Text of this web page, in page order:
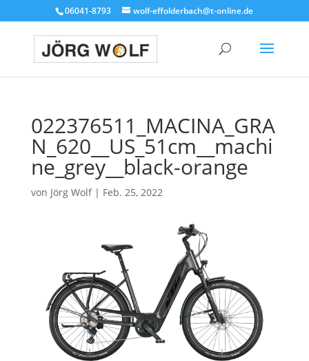
06041-8793 wolf-effolderbach@t-online.de
022376511_MACINA_GRA
N_620__US_51cm__machi
ne_grey__black-orange
von Jörg Wolf| Feb. 25, 2022